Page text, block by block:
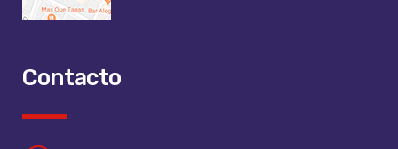
Contacto